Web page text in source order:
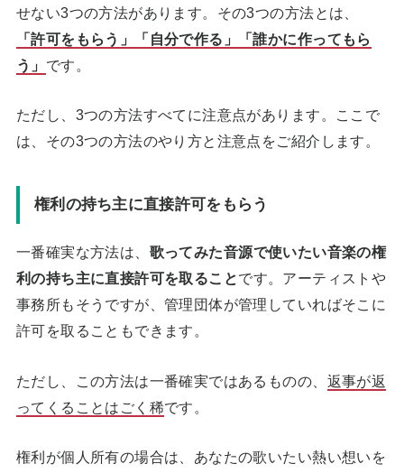
せない3つの方法があります。その3つの方法とは、
「許可をもらう」「自分で作る」「誰かに作ってもら
う」 です。
ただし、3つの方法すべてに注意点があります。ここで
は、その3つの方法のやり方と注意点をご紹介します。
権利の持ち主に直接許可をもらう
一番確実な方法は、 歌ってみた音源で使いたい音楽の権
利の持ち主に直接許可を取ることです。アーティストや
事務所もそうですが、管理団体が管理していればそこに
許可を取ることもできます。
ただし、この方法は一番確実ではあるものの、 返事が返
ってくることはごく稀です。
権利が個人所有の場合は、あなたの歌いたい熱い想いを